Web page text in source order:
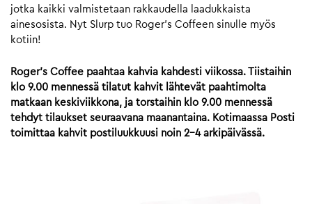
jotka kaikki valmistetaan rakkaudella laadukkaista
ainesosista. Nyt Slurp tuo Roger’s Coffeen sinulle myös
kotiin!
Roger’s Coffee paahtaa kahvia kahdesti viikossa. Tiistaihin
klo 9.00 mennessä tilatut kahvit lähtevät paahtimolta
matkaan keskiviikkona, ja torstaihin klo 9.00 mennessä
tehdyt tilaukset seuraavana maanantaina. Kotimaassa Posti
toimittaa kahvit postiluukkuusi noin 2-4 arkipäivässä.